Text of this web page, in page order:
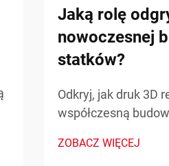
Jaką rolę
nowoczesnej
statków?
Odkryj, jak druk 3D
współczesną
obniżając koszty i
ZOBACZ WIĘCEJ